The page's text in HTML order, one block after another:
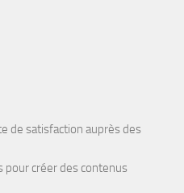
de satisfaction auprès des
pour créer des contenus